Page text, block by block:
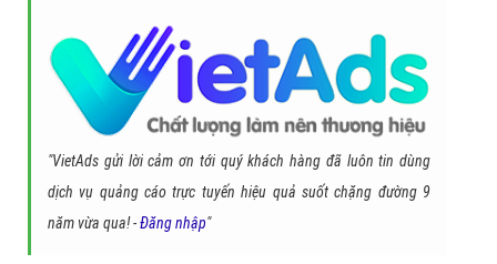
"VietAds gửi lời cảm ơn tới quý khách hàng đã luôn tin dùng
dịch vụ quảng cáo trực tuyến hiệu quả suốt chặng đường 9
năm vừa qua! -Đăng nhập"